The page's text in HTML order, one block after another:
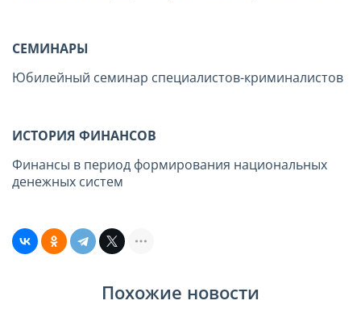
СЕМИНАРЫ
Юбилейный семинар специалистов-криминалистов
ИСТОРИЯ ФИНАНСОВ
Финансы в период формирования национальных
денежных систем
Похожие новости